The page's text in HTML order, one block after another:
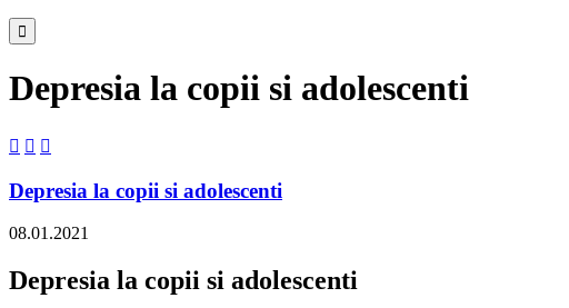

Depresia la copii si adolescenti
  
Depresia la copii si adolescenti
08.01.2021
Depresia la copii si adolescenti